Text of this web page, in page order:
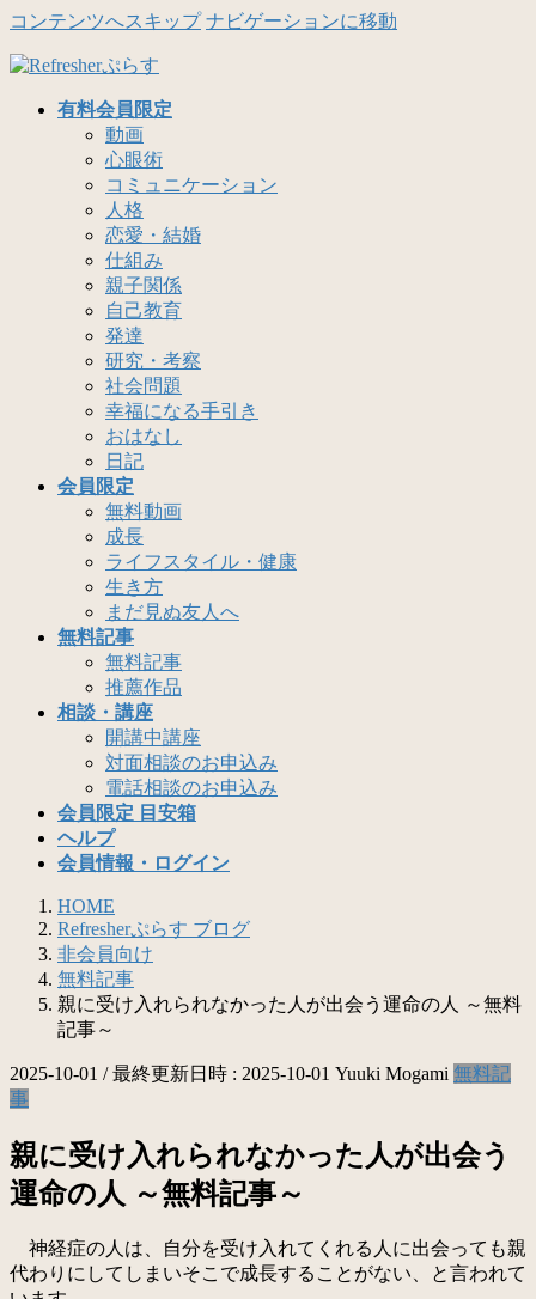
コンテンツへスキップ ナビゲーションに移動
有料会員限定
動画
心眼術
コミュニケーション
人格
恋愛・結婚
仕組み
親子関係
自己教育
発達
研究・考察
社会問題
幸福になる手引き
おはなし
日記
会員限定
無料動画
成長
ライフスタイル・健康
生き方
まだ見ぬ友人へ
無料記事
無料記事
推薦作品
相談・講座
開講中講座
対面相談のお申込み
電話相談のお申込み
会員限定 目安箱
ヘルプ
会員情報・ログイン
HOME
Refresherぷらす ブログ
非会員向け
無料記事
親に受け入れられなかった人が出会う運命の人 ～無料
記事～
2025-10-01 / 最終更新日時 : 2025-10-01 Yuuki Mogami 無料記
事
親に受け入れられなかった人が出会う
運命の人 ～無料記事～
神経症の人は、自分を受け入れてくれる人に出会っても親
代わりにしてしまいそこで成長することがない、と言われて